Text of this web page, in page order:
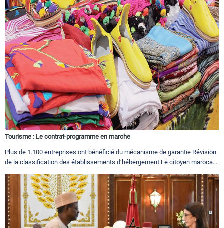
Tourisme : Le contrat-programme en marche
Plus de 1.100 entreprises ont bénéficié du mécanisme de garantie Révision
de la classification des établissements d’hébergement Le citoyen maroca...